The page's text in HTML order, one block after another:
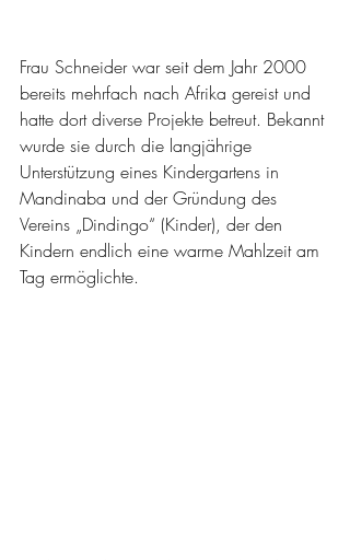
Frau Schneider war seit dem Jahr 2000
bereits mehrfach nach Afrika gereist und
hatte dort diverse Projekte betreut. Bekannt
wurde sie durch die langjährige
Unterstützung eines Kindergartens in
Mandinaba und der Gründung des
Vereins „Dindingo“ (Kinder), der den
Kindern endlich eine warme Mahlzeit am
Tag ermöglichte.